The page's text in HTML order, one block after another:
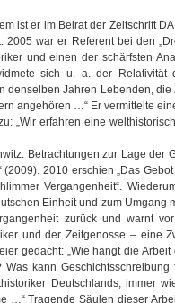
ist er im Beirat der Zeitschrift
war er Referent bei den
und einen der schärfsten
sich u. a. der Relativität
denselben Jahren Lebenden,
angehören …“ Er vermittelte
„Wir erfahren eine
Betrachtungen zur Lage der
2010 erschien „Das
Vergangenheit“.
Einheit und zum Umgang
zurück und warnt
und der Zeitgenosse – eine
gedacht: „Wie hängt die Arbeit
kann Geschichtsschreibung
Deutschlands, immer
…“ Tragende Säulen dieser